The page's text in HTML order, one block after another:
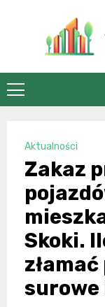
Aktualności
Zakaz
Skoki.
surowe